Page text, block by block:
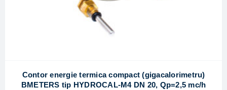
Contor energie termica compact (gigacalorimetru)
BMETERS tip HYDROCAL-M4 DN 20, Qp=2,5 mc/h